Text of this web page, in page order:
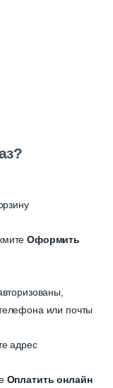
Оформить
или почты
адрес
Оплатить онлайн